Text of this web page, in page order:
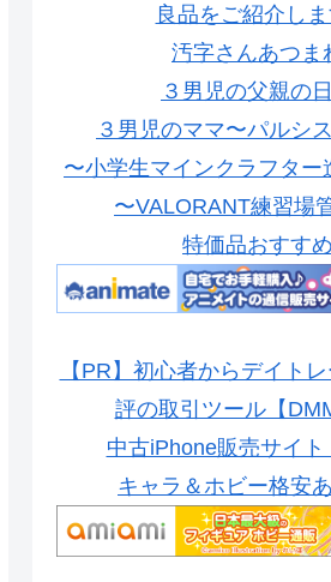
良品をご紹介し
汚字さんあつま
３男児の父親の
３男児のママ〜パルシ
〜小学生マインクラフター
〜VALORANT練習場
特価品おすすめ
【PR】初心者からデイト
評の取引ツール【
中古iPhone販売サイト
キャラ＆ホビー格安